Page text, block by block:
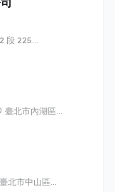
段 225
臺北市內湖區
臺北市中山區南